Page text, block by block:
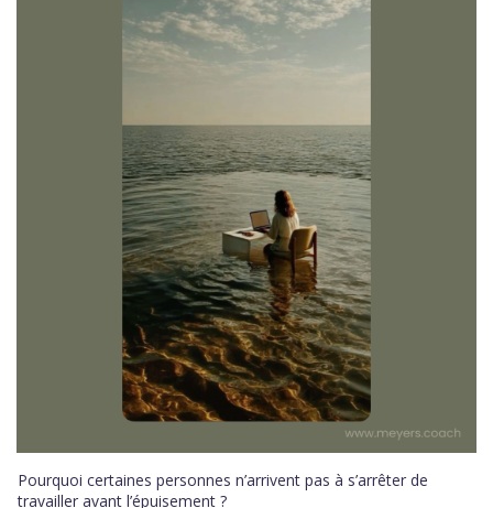
Pourquoi certaines personnes n’arrivent pas à s’arrêter de
travailler avant l’épuisement ?